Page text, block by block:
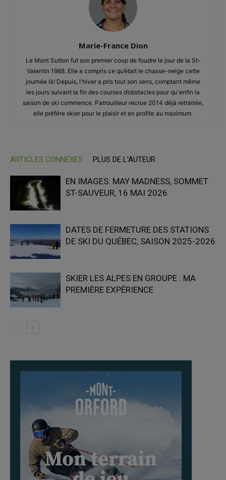
Marie-France Dion
Le Mont Sutton fut son premier coup de foudre le jour de la St-
Valentin 1988. Elle a compris ce qu’était le chasse-neige cette
journée là! Depuis, l'hiver a pris tout son sens, comptant même
les jours suivant la fin des courses d’obstacles pour qu'enfin la
saison de ski commence. Patrouilleur recrue 2014 déjà retraitée,
elle préfère skier pour le plaisir et en profite au maximum.
ARTICLES CONNEXES PLUS DE L'AUTEUR
EN IMAGES: MAY MADNESS, SOMMET
ST-SAUVEUR, 16 MAI 2026
DATES DE FERMETURE DES STATIONS
DE SKI DU QUÉBEC, SAISON 2025-2026
SKIER LES ALPES EN GROUPE : MA
PREMIÈRE EXPÉRIENCE